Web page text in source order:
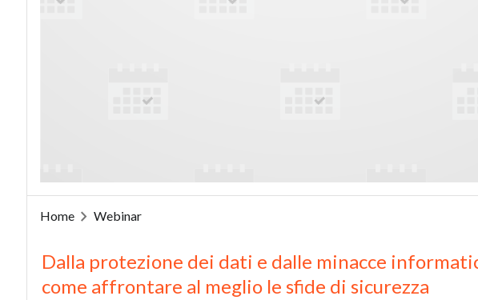
Home Webinar
Dalla protezione dei dati e dalle minacce
come affrontare al meglio le sfide di sicurezza